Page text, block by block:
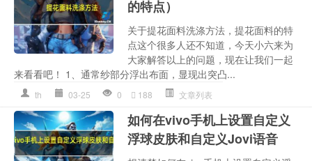
的特点）
关于提花面料洗涤方法，提花面料的特
点这个很多人还不知道，今天小六来为
大家解答以上的问题，现在让我们一起
来看看吧！ 1、通常纱部分浮出布面，显现出突凸...
th 03-25 0 188 文章列表
如何在vivo手机上设置自定义
浮球皮肤和自定义Jovi语音